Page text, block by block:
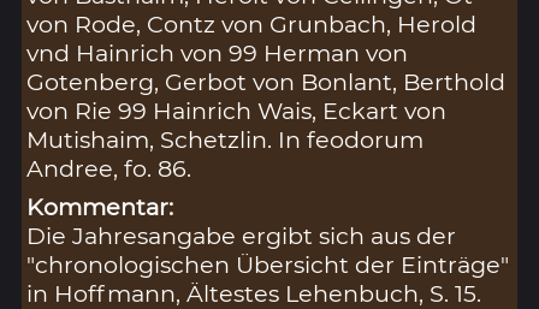
von Rode, Contz von Grunbach, Herold
vnd Hainrich von 99 Herman von
Gotenberg, Gerbot von Bonlant, Berthold
von Rie 99 Hainrich Wais, Eckart von
Mutishaim, Schetzlin. In feodorum
Andree, fo. 86.
Kommentar:
Die Jahresangabe ergibt sich aus der
"chronologischen Übersicht der Einträge"
in Hoffmann, Ältestes Lehenbuch, S. 15.